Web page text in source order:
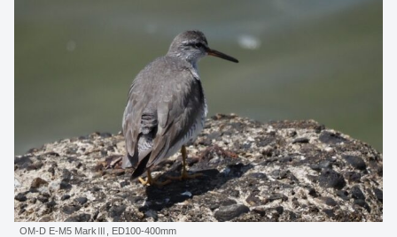
OM-D E-M5 MarkⅢ, ED100-400mm